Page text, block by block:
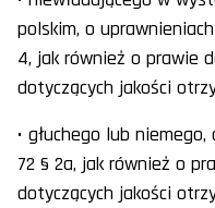
polskim, o
4, jak również o prawie
dotyczących jakości
• głuchego lub
72 § 2a, jak również o
dotyczących jakości